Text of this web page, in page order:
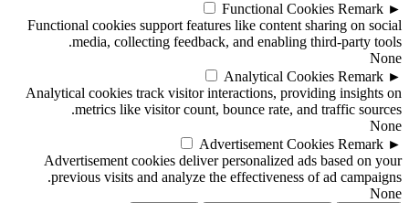
►
Functional Cookies Remark
Functional cookies support features like content sharing on social
media, collecting feedback, and enabling third-party tools.
None
►
Analytical Cookies Remark
Analytical cookies track visitor interactions, providing insights on
metrics like visitor count, bounce rate, and traffic sources.
None
►
Advertisement Cookies Remark
Advertisement cookies deliver personalized ads based on your
previous visits and analyze the effectiveness of ad campaigns.
None